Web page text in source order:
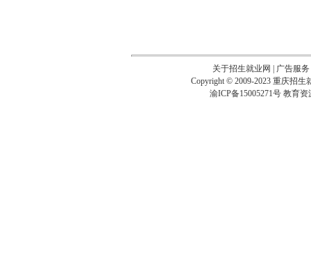
关于招生就业网 广告服务
Copyright © 2009-2023 重庆招生
渝ICP备15005271号教育资